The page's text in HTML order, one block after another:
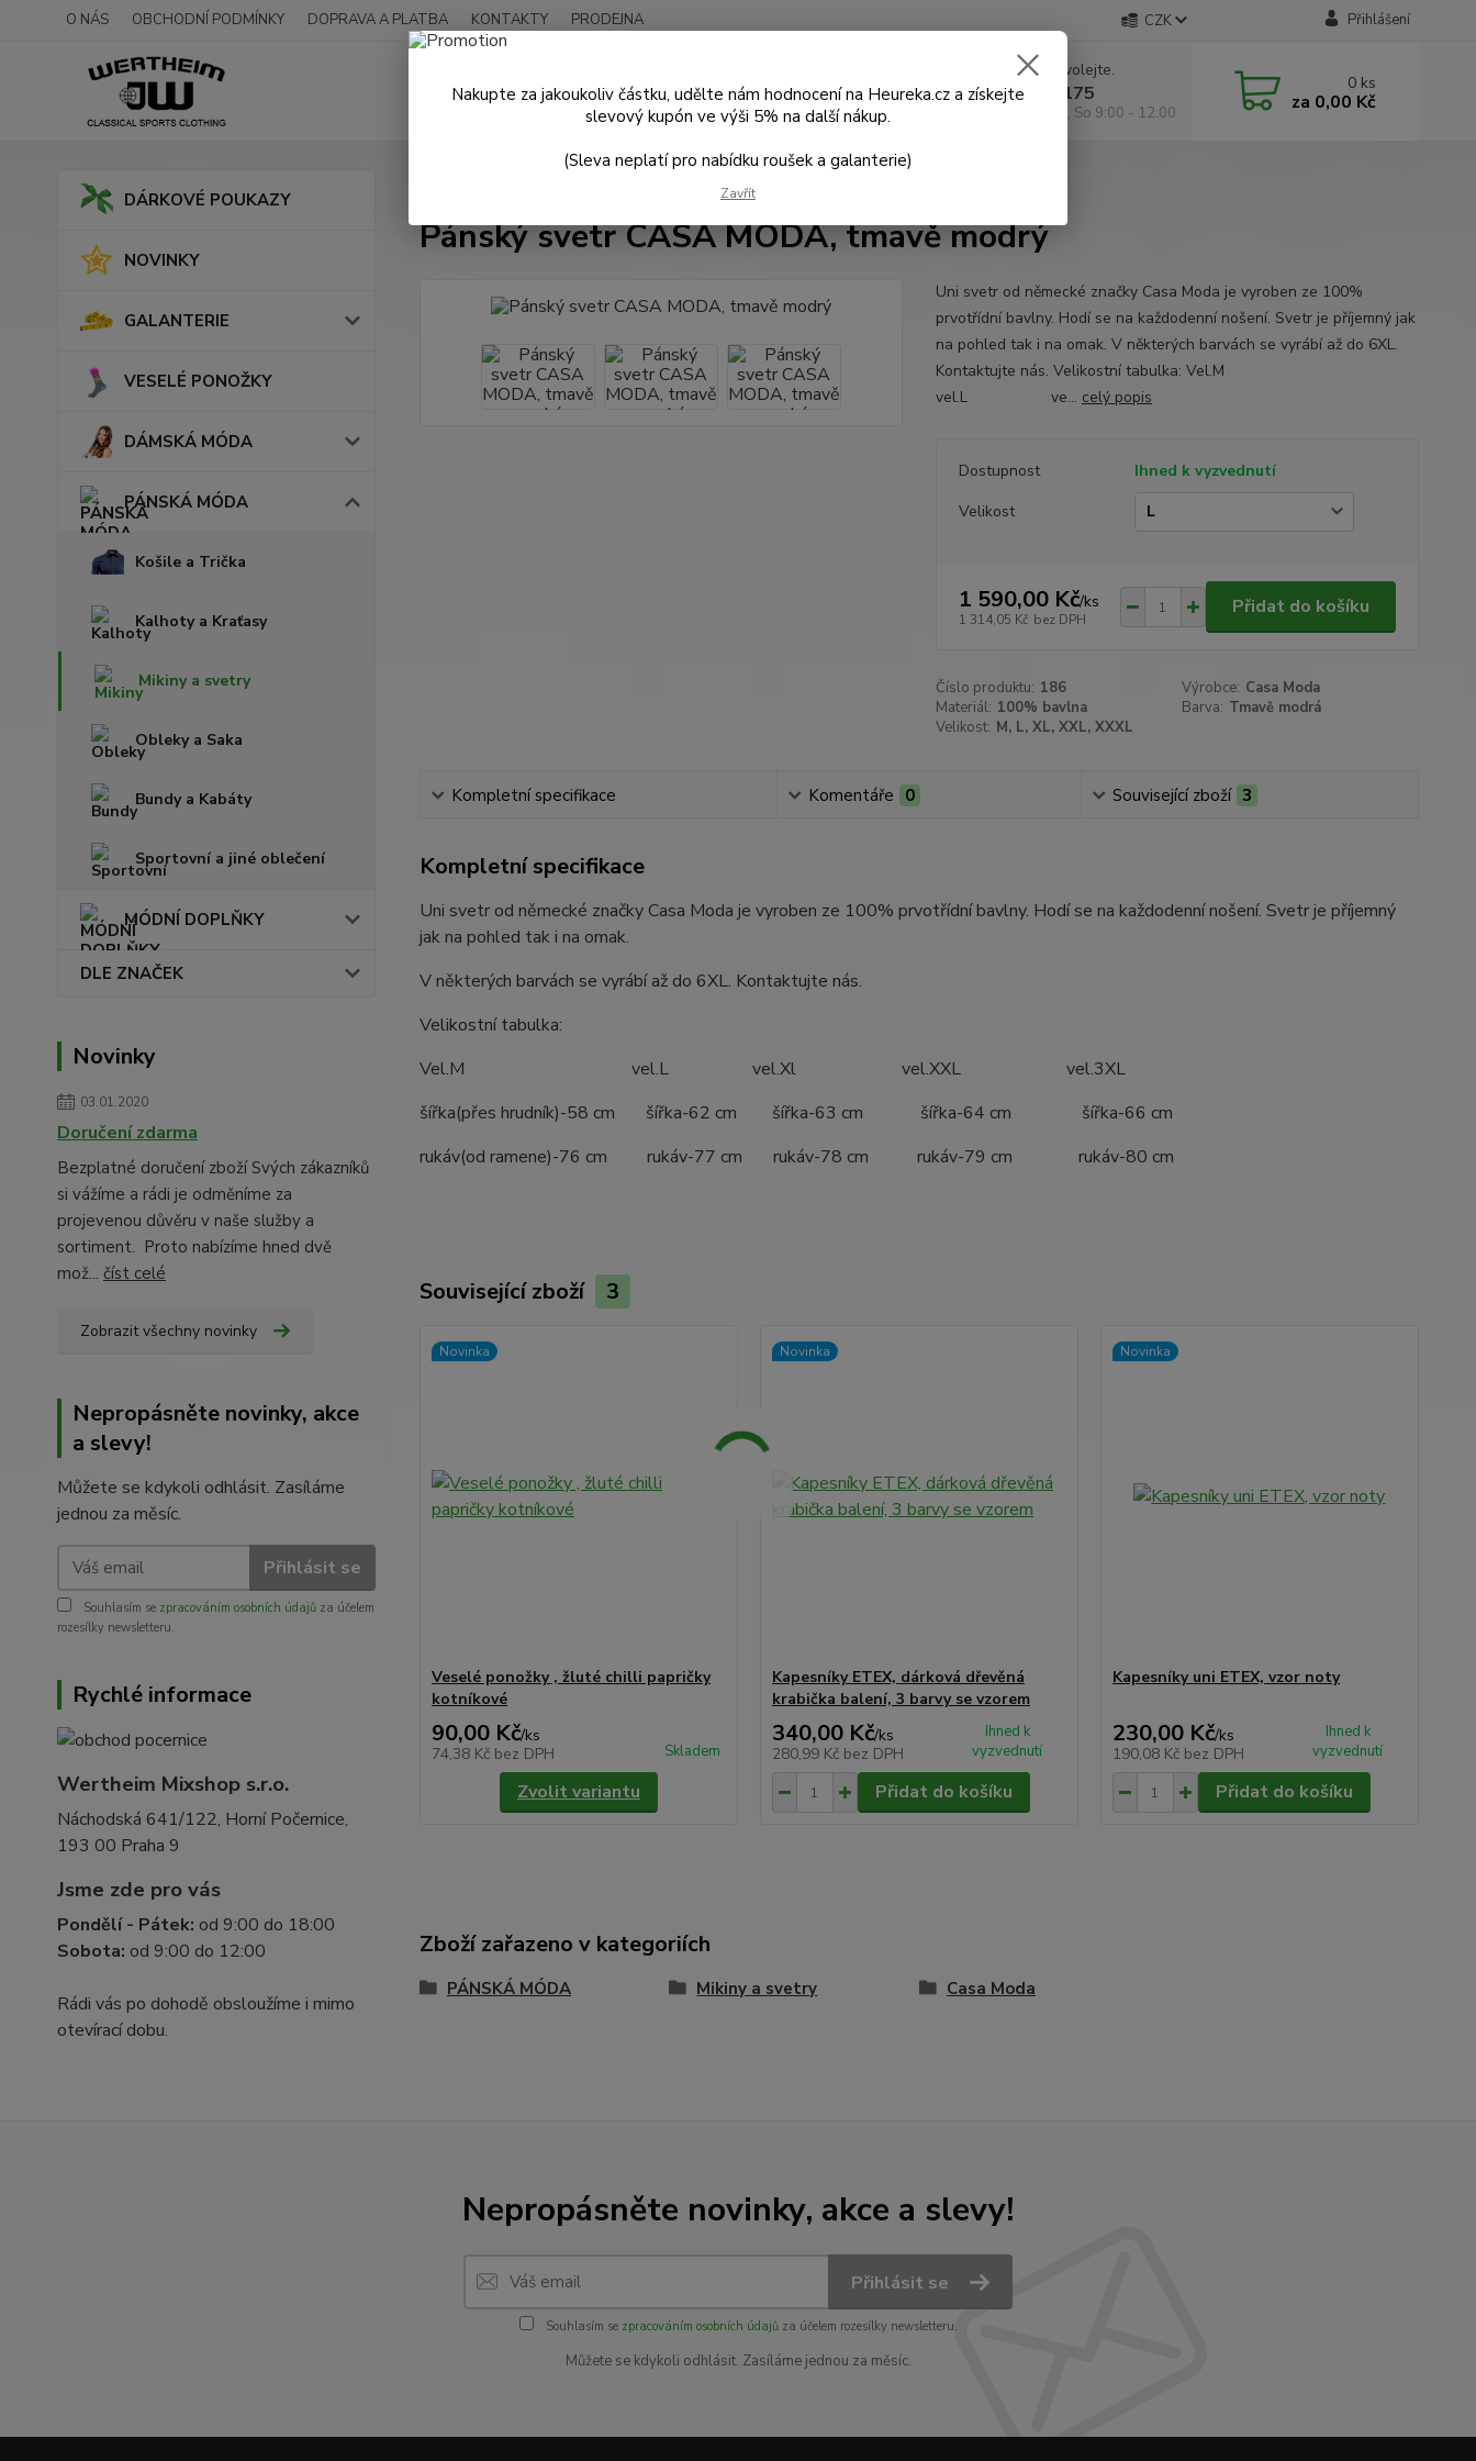
O NÁS OBCHODNÍ PODMÍNKY DOPRAVA A PLATBA KONTAKTY PRODEJNA CZK Přihlášení
Hledat
Nevíte si rady? Zavolejte.
+420 602 295 175
Po - Pá 9:00 -18:00, So 9:00 - 12:00
0 ks
za 0,00 Kč
DÁRKOVÉ POUKAZY
NOVINKY
GALANTERIE
VESELÉ PONOŽKY
DÁMSKÁ MÓDA
PÁNSKÁ MÓDA
Košile a Trička
Kalhoty a Kraťasy
Mikiny a svetry
Obleky a Saka
Bundy a Kabáty
Sportovní a jiné oblečení
MÓDNÍ DOPLŇKY
DLE ZNAČEK
Novinky
03.01.2020
Doručení zdarma
Bezplatné doručení zboží Svých zákazníků
si vážíme a rádi je odměníme za
projevenou důvěru v naše služby a
sortiment. Proto nabízíme hned dvě
mož... číst celé
Zobrazit všechny novinky
Nepropásněte novinky, akce
a slevy!
Můžete se kdykoli odhlásit. Zasíláme
jednou za měsíc.
Přihlásit se
Souhlasím se zpracováním osobních údajů za účelem
rozesílky newsletteru.
Rychlé informace
Wertheim Mixshop s.r.o.
Náchodská 641/122, Horní Počernice,
193 00 Praha 9
Jsme zde pro vás
Pondělí - Pátek: od 9:00 do 18:00
Sobota: od 9:00 do 12:00
Rádi vás po dohodě obsloužíme i mimo
otevírací dobu.
Pánský svetr CASA MODA, tmavě modrý
Uni svetr od německé značky Casa Moda je vyroben ze 100%
prvotřídní bavlny. Hodí se na každodenní nošení. Svetr je příjemný jak
na pohled tak i na omak. V některých barvách se vyrábí až do 6XL.
Kontaktujte nás. Velikostní tabulka: Vel.M
vel.L ve... celý popis
Dostupnost
Ihned k vyzvednutí
Velikost
1 590,00 Kč/ks
1 314,05 Kč bez DPH
Přidat do košíku
Číslo produktu: 186 Výrobce: Casa Moda
Materiál: 100% bavlna Barva: Tmavě modrá
Velikost: M, L, XL, XXL, XXXL
Kompletní specifikace Komentáře 0 Související zboží 3
Kompletní specifikace
Uni svetr od německé značky Casa Moda je vyroben ze 100% prvotřídní bavlny. Hodí se na každodenní nošení. Svetr je příjemný
jak na pohled tak i na omak.
V některých barvách se vyrábí až do 6XL. Kontaktujte nás.
Velikostní tabulka:
Vel.M vel.L vel.Xl vel.XXL vel.3XL
šířka(přes hrudník)-58 cm šířka-62 cm šířka-63 cm šířka-64 cm šířka-66 cm
rukáv(od ramene)-76 cm rukáv-77 cm rukáv-78 cm rukáv-79 cm rukáv-80 cm
Související zboží 3
Novinka
Veselé ponožky , žluté chilli papričky
kotníkové
90,00 Kč/ks
74,38 Kč bez DPH Skladem
Zvolit variantu
Novinka
Kapesníky ETEX, dárková dřevěná
krabička balení, 3 barvy se vzorem
340,00 Kč/ks
280,99 Kč bez DPH
Ihned k
vyzvednutí
Přidat do košíku
Novinka
Kapesníky uni ETEX, vzor noty
230,00 Kč/ks
190,08 Kč bez DPH
Ihned k
vyzvednutí
Přidat do košíku
Zboží zařazeno v kategoriích
PÁNSKÁ MÓDA Mikiny a svetry Casa Moda
Nepropásněte novinky, akce a slevy!
Přihlásit se
Souhlasím se zpracováním osobních údajůza účelem rozesílky newsletteru.
Můžete se kdykoli odhlásit. Zasíláme jednou za měsíc.
Nakupte za jakoukoliv částku, udělte nám hodnocení na Heureka.cz a získejte
slevový kupón ve výši 5% na další nákup.
(Sleva neplatí pro nabídku roušek a galanterie)
Zavřít